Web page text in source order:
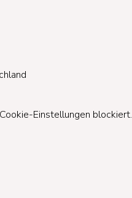
Einstellungen blockiert.